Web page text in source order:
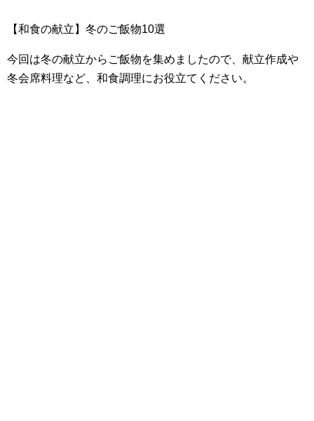
【和食の献立】冬のご飯物10選
今回は冬の献立からご飯物を集めましたので、献立作成や
冬会席料理など、和食調理にお役立てください。